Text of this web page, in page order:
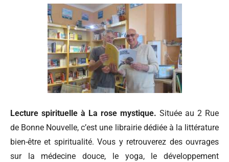
Lecture spirituelle à La rose mystique. Située au 2 Rue
de Bonne Nouvelle, c’est une librairie dédiée à la littérature
bien-être et spiritualité. Vous y retrouverez des ouvrages
sur la médecine douce, le yoga, le développement